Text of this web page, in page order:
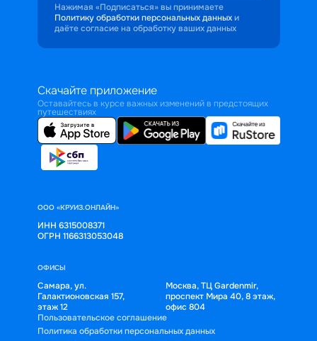
Нажимая «Подписаться» вы принимаете
Политику обработки персональных данных и
даёте согласие на обработку ваших данных
Скачайте приложение
Оставайтесь в курсе важных изменений в предстоящих
путешествиях
ООО «КРУИЗ.ОНЛАЙН»
ИНН 6315008371
ОГРН 1166313053048
ОФИСЫ
Самара, ул.
Галактионовская 157,
этаж 12
Москва, ТЦ Gardenmir,
проспект Мира 40, 8 этаж,
офис 804
Пользовательское соглашение
Политика обработки персональных данных